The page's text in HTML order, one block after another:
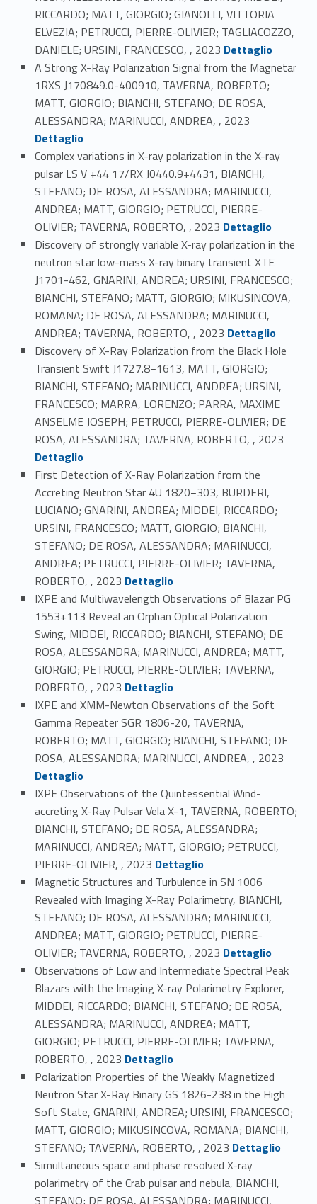
RICCARDO; MATT, GIORGIO; GIANOLLI, VITTORIA
ELVEZIA; PETRUCCI, PIERRE-OLIVIER; TAGLIACOZZO,
DANIELE; URSINI, FRANCESCO, , 2023 Link identifier #identifier_person_68103-67
Dettaglio
A Strong X-Ray Polarization Signal from the Magnetar
1RXS J170849.0-400910, TAVERNA, ROBERTO;
MATT, GIORGIO; BIANCHI, STEFANO; DE ROSA,
ALESSANDRA; MARINUCCI, ANDREA, , 2023
Dettaglio
Complex variations in X-ray polarization in the X-ray
pulsar LS V +44 17/RX J0440.9+4431, BIANCHI,
STEFANO; DE ROSA, ALESSANDRA; MARINUCCI,
ANDREA; MATT, GIORGIO; PETRUCCI, PIERRE-
OLIVIER; TAVERNA, ROBERTO, , 2023 Link identifier #identifier_person_124480-69
Dettaglio
Discovery of strongly variable X-ray polarization in the
neutron star low-mass X-ray binary transient XTE
J1701-462, GNARINI, ANDREA; URSINI, FRANCESCO;
BIANCHI, STEFANO; MATT, GIORGIO; MIKUSINCOVA,
ROMANA; DE ROSA, ALESSANDRA; MARINUCCI,
ANDREA; TAVERNA, ROBERTO, , 2023 Link identifier #identifier_person_133663-70
Dettaglio
Discovery of X-Ray Polarization from the Black Hole
Transient Swift J1727.8−1613, MATT, GIORGIO;
BIANCHI, STEFANO; MARINUCCI, ANDREA; URSINI,
FRANCESCO; MARRA, LORENZO; PARRA, MAXIME
ANSELME JOSEPH; PETRUCCI, PIERRE-OLIVIER; DE
ROSA, ALESSANDRA; TAVERNA, ROBERTO, , 2023
Dettaglio
First Detection of X-Ray Polarization from the
Accreting Neutron Star 4U 1820−303, BURDERI,
LUCIANO; GNARINI, ANDREA; MIDDEI, RICCARDO;
URSINI, FRANCESCO; MATT, GIORGIO; BIANCHI,
STEFANO; DE ROSA, ALESSANDRA; MARINUCCI,
ANDREA; PETRUCCI, PIERRE-OLIVIER; TAVERNA,
ROBERTO, , 2023 Link identifier #identifier_person_184832-72
Dettaglio
IXPE and Multiwavelength Observations of Blazar PG
1553+113 Reveal an Orphan Optical Polarization
Swing, MIDDEI, RICCARDO; BIANCHI, STEFANO; DE
ROSA, ALESSANDRA; MARINUCCI, ANDREA; MATT,
GIORGIO; PETRUCCI, PIERRE-OLIVIER; TAVERNA,
ROBERTO, , 2023 Link identifier #identifier_person_60661-73
Dettaglio
IXPE and XMM-Newton Observations of the Soft
Gamma Repeater SGR 1806-20, TAVERNA,
ROBERTO; MATT, GIORGIO; BIANCHI, STEFANO; DE
ROSA, ALESSANDRA; MARINUCCI, ANDREA, , 2023
Dettaglio
IXPE Observations of the Quintessential Wind-
accreting X-Ray Pulsar Vela X-1, TAVERNA, ROBERTO;
BIANCHI, STEFANO; DE ROSA, ALESSANDRA;
MARINUCCI, ANDREA; MATT, GIORGIO; PETRUCCI,
PIERRE-OLIVIER, , 2023 Link identifier #identifier_person_95728-75
Dettaglio
Magnetic Structures and Turbulence in SN 1006
Revealed with Imaging X-Ray Polarimetry, BIANCHI,
STEFANO; DE ROSA, ALESSANDRA; MARINUCCI,
ANDREA; MATT, GIORGIO; PETRUCCI, PIERRE-
OLIVIER; TAVERNA, ROBERTO, , 2023 Link identifier #identifier_person_117964-76
Dettaglio
Observations of Low and Intermediate Spectral Peak
Blazars with the Imaging X-ray Polarimetry Explorer,
MIDDEI, RICCARDO; BIANCHI, STEFANO; DE ROSA,
ALESSANDRA; MARINUCCI, ANDREA; MATT,
GIORGIO; PETRUCCI, PIERRE-OLIVIER; TAVERNA,
ROBERTO, , 2023 Link identifier #identifier_person_133730-77
Dettaglio
Polarization Properties of the Weakly Magnetized
Neutron Star X-Ray Binary GS 1826-238 in the High
Soft State, GNARINI, ANDREA; URSINI, FRANCESCO;
MATT, GIORGIO; MIKUSINCOVA, ROMANA; BIANCHI,
STEFANO; TAVERNA, ROBERTO, , 2023 Link identifier #identifier_person_169418-78
Dettaglio
Simultaneous space and phase resolved X-ray
polarimetry of the Crab pulsar and nebula, BIANCHI,
STEFANO; DE ROSA, ALESSANDRA; MARINUCCI,